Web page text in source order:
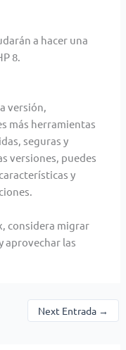
a hacer una
8.
versión,
más herramientas
seguras y
versiones, puedes
y
considera migrar
aprovechar las
Next Entrada →